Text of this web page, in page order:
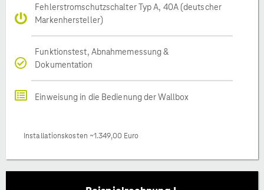
Fehlerstromschutzschalter Typ A, 40A (deutscher
Markenhersteller)
Funktionstest, Abnahmemessung &
Dokumentation
Einweisung in die Bedienung der Wallbox
Installationskosten ~1.349,00 Euro